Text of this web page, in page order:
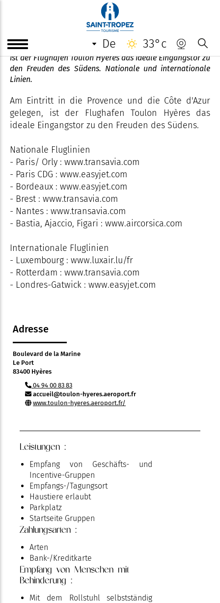
de 33°c
Toulon Hyères Flughafen
Am Eintritt in die Provence und die Côte d'Azur gelegen,
ist der Flughafen Toulon Hyères das ideale Eingangstor zu
den Freuden des Südens. Nationale und internationale
Linien.
Am Eintritt in die Provence und die Côte d'Azur
gelegen, ist der Flughafen Toulon Hyères das
ideale Eingangstor zu den Freuden des Südens.
Nationale Fluglinien
- Paris/ Orly : www.transavia.com
- Paris CDG : www.easyjet.com
- Bordeaux : www.easyjet.com
- Brest : www.transavia.com
- Nantes : www.transavia.com
- Bastia, Ajaccio, Figari : www.aircorsica.com
Internationale Fluglinien
- Luxembourg : www.luxair.lu/fr
- Rotterdam : www.transavia.com
- Londres-Gatwick : www.easyjet.com
Adresse
Boulevard de la Marine
Le Port
83400 Hyères
04 94 00 83 83
accueil@toulon-hyeres.aeroport.fr
www.toulon-hyeres.aeroport.fr/
Leistungen :
Empfang von Geschäfts- und
Incentive-Gruppen
Empfangs-/Tagungsort
Haustiere erlaubt
Parkplatz
Startseite Gruppen
Zahlungsarten :
Arten
Bank-/Kreditkarte
Empfang von Menschen mit
Behinderung :
Mit dem Rollstuhl selbstständig